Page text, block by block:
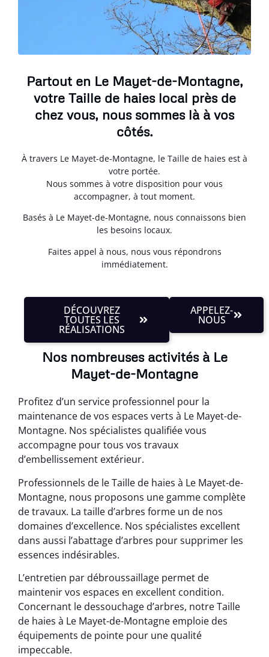
Partout en Le Mayet-de-Montagne,
votre Taille de haies local près de
chez vous, nous sommes là à vos
côtés.
À travers Le Mayet-de-Montagne, le Taille de haies est à
votre portée.
Nous sommes à votre disposition pour vous
accompagner, à tout moment.
Basés à Le Mayet-de-Montagne, nous connaissons bien
les besoins locaux.
Faites appel à nous, nous vous répondrons
immédiatement.
DÉCOUVREZ
TOUTES LES
RÉALISATIONS
APPELEZ-
NOUS
Nos nombreuses activités à Le
Mayet-de-Montagne
Profitez d’un service professionnel pour la
maintenance de vos espaces verts à Le Mayet-de-
Montagne. Nos spécialistes qualifiée vous
accompagne pour tous vos travaux
d’embellissement extérieur.
Professionnels de le Taille de haies à Le Mayet-de-
Montagne, nous proposons une gamme complète
de travaux. La taille d’arbres forme un de nos
domaines d’excellence. Nos spécialistes excellent
dans aussi l’abattage d’arbres pour supprimer les
essences indésirables.
L’entretien par débroussaillage permet de
maintenir vos espaces en excellent condition.
Concernant le dessouchage d’arbres, notre Taille
de haies à Le Mayet-de-Montagne emploie des
équipements de pointe pour une qualité
impeccable.